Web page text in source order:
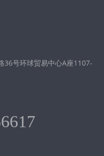
36号环球贸易中心A座1107-